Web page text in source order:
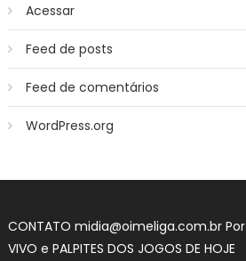
Acessar
Feed de posts
Feed de comentários
WordPress.org
CONTATO midia@oimeliga.com.br Por
VIVO e PALPITES DOS JOGOS DE HOJE